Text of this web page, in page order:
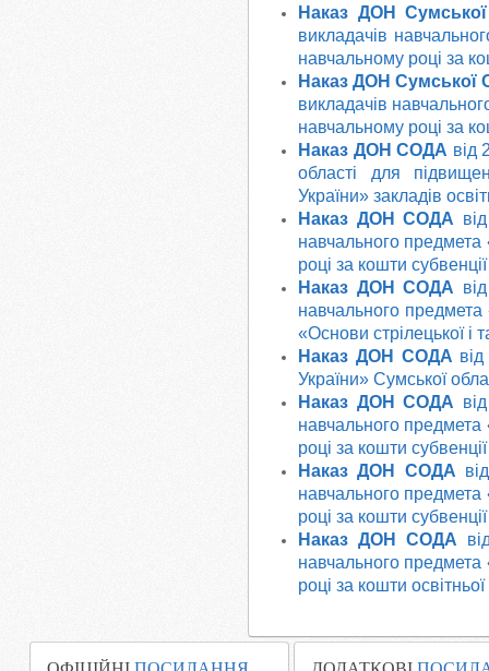
Наказ ДОН
викладачів
навчальному році за
Наказ ДОН Сумської
викладачів
навчальному році за
Наказ ДОН СОДА від
області для
України» закладів
Наказ ДОН СОДА
навчального предмета
році за кошти
Наказ ДОН СОДА
навчального предмета
«Основи стрілецької і
Наказ ДОН СОДА
України» Сумської
Наказ ДОН СОДА
навчального предмета
році за кошти
Наказ ДОН СОДА
навчального предмета
році за кошти
Наказ ДОН СОДА
навчального предмета
році за кошти